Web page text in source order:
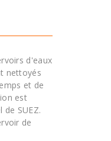
d'eaux
nettoyés
et de
est
de SUEZ.
de